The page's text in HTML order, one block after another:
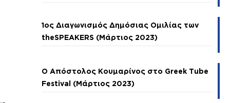
1ος Διαγωνισμός Δημόσιας Ομιλίας των
theSPEAKERS (Μάρτιος 2023)
Ο Απόστολος Κουμαρίνος στο Greek Tube
Festival (Μάρτιος 2023)